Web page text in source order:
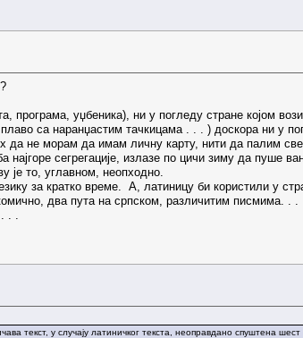
уџбеника), ни у погледу стране којом
са наранџастим тачкицама . . . ) доскора ни у
не морам да имам личну карту, нити да палим
сегрегације, излазе по цичи зиму да пуше
је то, углавном, неопходно.
за кратко време. А, латиницу би користили у
два пута на српском, различитим писмима. .
. .
текст, у случају латиничког текста, неоправдано спуштена